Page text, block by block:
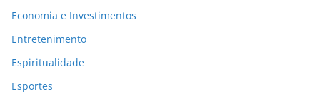
Economia e Investimentos
Entretenimento
Espiritualidade
Esportes